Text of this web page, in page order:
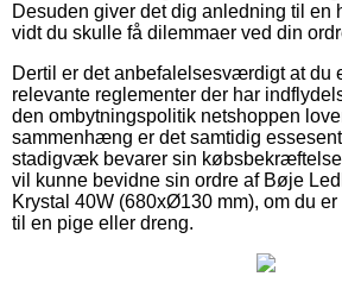
Desuden giver det dig anledning til en
vidt du skulle få dilemmaer ved din
Dertil er det anbefalelsesværdigt at du
relevante reglementer der har
den ombytningspolitik netshoppen
sammenhæng er det samtidig
stadigvæk bevarer sin
vil kunne bevidne sin ordre af Bøje
Krystal 40W (680xØ130 mm), om du
til en pige eller dreng.